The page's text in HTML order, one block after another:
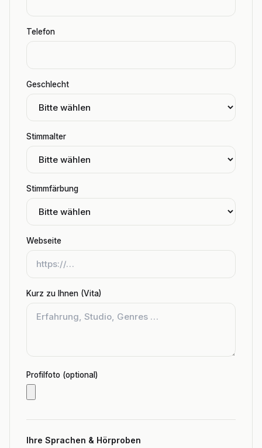
Telefon
Geschlecht
Stimmalter
Stimmfärbung
Webseite
Kurz zu Ihnen (Vita)
Profilfoto (optional)
Ihre Sprachen & Hörproben